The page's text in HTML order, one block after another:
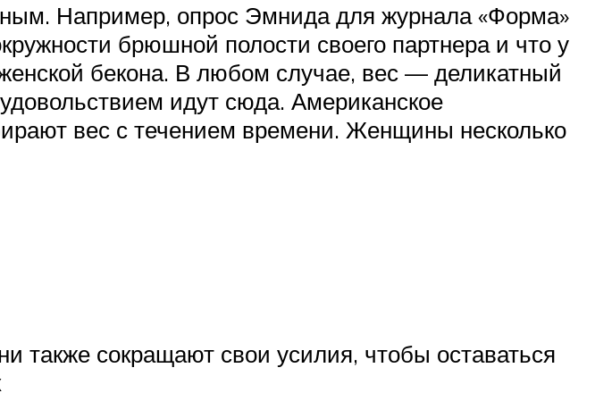
Например, опрос Эмнида для журнала «Форма»
брюшной полости своего партнера и что у
бекона. В любом случае, вес — деликатный
идут сюда. Американское
вес с течением времени. Женщины несколько
также сокращают свои усилия, чтобы оставаться